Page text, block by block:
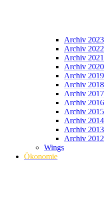
Archiv 2023
Archiv 2022
Archiv 2021
Archiv 2020
Archiv 2019
Archiv 2018
Archiv 2017
Archiv 2016
Archiv 2015
Archiv 2014
Archiv 2013
Archiv 2012
Wings
Ökonomie